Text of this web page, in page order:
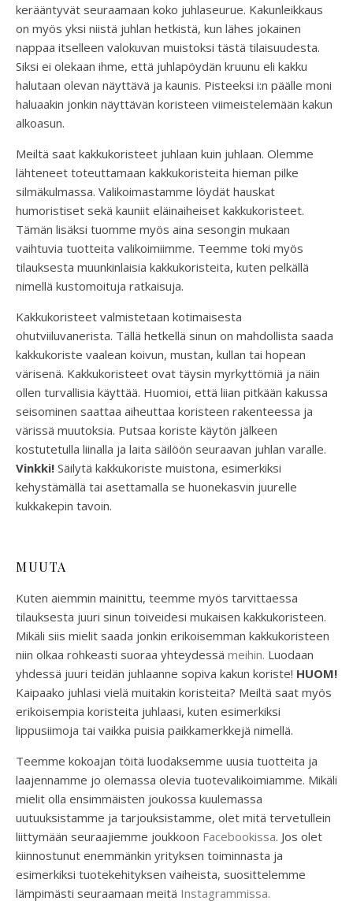
kerääntyvät seuraamaan koko juhlaseurue. Kakunleikkaus
on myös yksi niistä juhlan hetkistä, kun lähes jokainen
nappaa itselleen valokuvan muistoksi tästä tilaisuudesta.
Siksi ei olekaan ihme, että juhlapöydän kruunu eli kakku
halutaan olevan näyttävä ja kaunis. Pisteeksi i:n päälle moni
haluaakin jonkin näyttävän koristeen viimeistelemään kakun
alkoasun.
Meiltä saat kakkukoristeet juhlaan kuin juhlaan. Olemme
lähteneet toteuttamaan kakkukoristeita hieman pilke
silmäkulmassa. Valikoimastamme löydät hauskat
humoristiset sekä kauniit eläinaiheiset kakkukoristeet.
Tämän lisäksi tuomme myös aina sesongin mukaan
vaihtuvia tuotteita valikoimiimme. Teemme toki myös
tilauksesta muunkinlaisia kakkukoristeita, kuten pelkällä
nimellä kustomoituja ratkaisuja.
Kakkukoristeet valmistetaan kotimaisesta
ohutviiluvanerista. Tällä hetkellä sinun on mahdollista saada
kakkukoriste vaalean koivun, mustan, kullan tai hopean
värisenä. Kakkukoristeet ovat täysin myrkyttömiä ja näin
ollen turvallisia käyttää. Huomioi, että liian pitkään kakussa
seisominen saattaa aiheuttaa koristeen rakenteessa ja
värissä muutoksia. Putsaa koriste käytön jälkeen
kostutetulla liinalla ja laita säilöön seuraavan juhlan varalle.
Vinkki! Säilytä kakkukoriste muistona, esimerkiksi
kehystämällä tai asettamalla se huonekasvin juurelle
kukkakepin tavoin.
MUUTA
Kuten aiemmin mainittu, teemme myös tarvittaessa
tilauksesta juuri sinun toiveidesi mukaisen kakkukoristeen.
Mikäli siis mielit saada jonkin erikoisemman kakkukoristeen
niin olkaa rohkeasti suoraa yhteydessä meihin. Luodaan
yhdessä juuri teidän juhlaanne sopiva kakun koriste! HUOM!
Kaipaako juhlasi vielä muitakin koristeita? Meiltä saat myös
erikoisempia koristeita juhlaasi, kuten esimerkiksi
lippusiimoja tai vaikka puisia paikkamerkkejä nimellä.
Teemme kokoajan töitä luodaksemme uusia tuotteita ja
laajennamme jo olemassa olevia tuotevalikoimiamme. Mikäli
mielit olla ensimmäisten joukossa kuulemassa
uutuuksistamme ja tarjouksistamme, olet mitä tervetullein
liittymään seuraajiemme joukkoon Facebookissa. Jos olet
kiinnostunut enemmänkin yrityksen toiminnasta ja
esimerkiksi tuotekehityksen vaiheista, suosittelemme
lämpimästi seuraamaan meitä Instagrammissa.